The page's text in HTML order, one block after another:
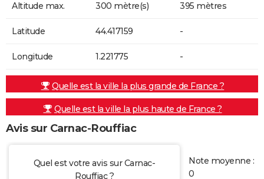
Altitude max. 300 mètre(s) 395 mètres
Latitude 44.417159 -
Longitude 1.221775 -
Quelle est la ville la plus grande de France ?
Quelle est la ville la plus haute de France ?
Avis sur Carnac-Rouffiac
Quel est votre avis sur Carnac-
Rouffiac ?
Note moyenne :
0